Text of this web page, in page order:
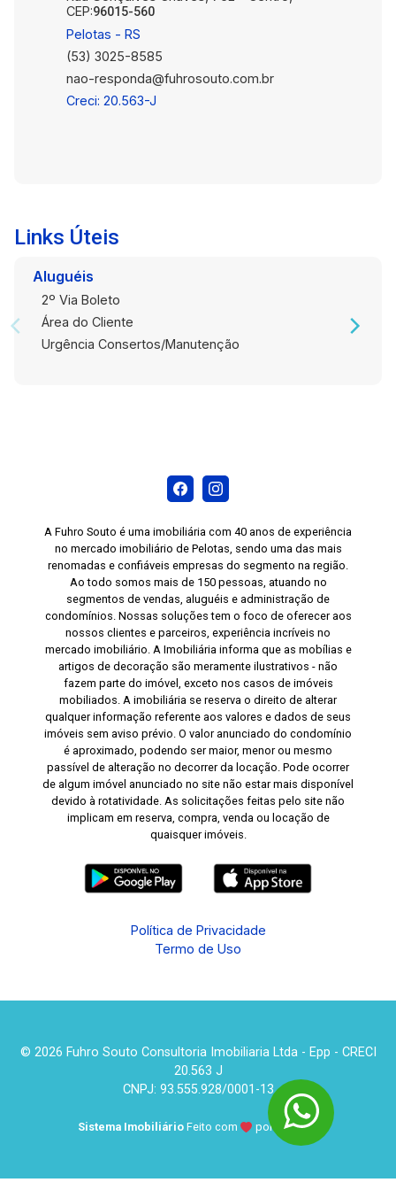
CEP:96015-560
Pelotas - RS
(53) 3025-8585
nao-responda@fuhrosouto.com.br
Creci: 20.563-J
Links Úteis
Aluguéis
2º Via Boleto
Área do Cliente
Urgência Consertos/Manutenção
A Fuhro Souto é uma imobiliária com 40 anos de experiência
no mercado imobiliário de Pelotas, sendo uma das mais
renomadas e confiáveis empresas do segmento na região.
Ao todo somos mais de 150 pessoas, atuando no
segmentos de vendas, aluguéis e administração de
condomínios. Nossas soluções tem o foco de oferecer aos
nossos clientes e parceiros, experiência incríveis no
mercado imobiliário. A Imobiliária informa que as mobílias e
artigos de decoração são meramente ilustrativos - não
fazem parte do imóvel, exceto nos casos de imóveis
mobiliados. A imobiliária se reserva o direito de alterar
qualquer informação referente aos valores e dados de seus
imóveis sem aviso prévio. O valor anunciado do condomínio
é aproximado, podendo ser maior, menor ou mesmo
passível de alteração no decorrer da locação. Pode ocorrer
de algum imóvel anunciado no site não estar mais disponível
devido à rotatividade. As solicitações feitas pelo site não
implicam em reserva, compra, venda ou locação de
quaisquer imóveis.
Política de Privacidade
Termo de Uso
© 2026 Fuhro Souto Consultoria Imobiliaria Ltda - Epp - CRECI
20.563 J
CNPJ: 93.555.928/0001-13
Sistema Imobiliário Feito com por KUROLE